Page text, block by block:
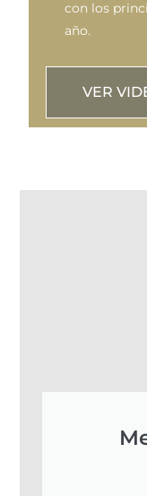
con los
año.
VER